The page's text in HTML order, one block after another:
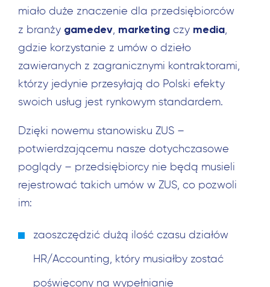
miało duże znaczenie dla przedsiębiorców
z branży gamedev, marketing czy media,
gdzie korzystanie z umów o dzieło
zawieranych z zagranicznymi kontraktorami,
którzy jedynie przesyłają do Polski efekty
swoich usług jest rynkowym standardem.
Dzięki nowemu stanowisku ZUS –
potwierdzającemu nasze dotychczasowe
poglądy – przedsiębiorcy nie będą musieli
rejestrować takich umów w ZUS, co pozwoli
im:
zaoszczędzić dużą ilość czasu działów
HR/Accounting, który musiałby zostać
poświęcony na wypełnianie